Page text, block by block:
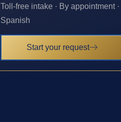
Toll-free intake · By appointment
Spanish
Start your request